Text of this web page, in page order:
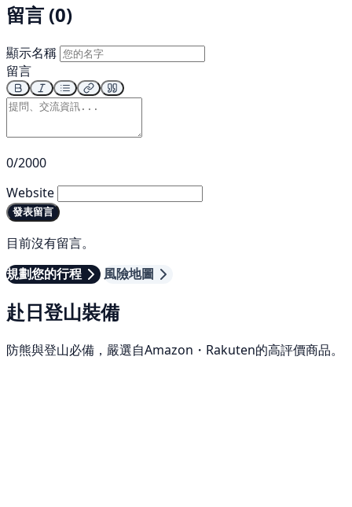
留言 (0)
顯示名稱
留言
0/2000
Website
發表留言
目前沒有留言。
規劃您的行程
風險地圖
赴日登山裝備
防熊與登山必備，嚴選自Amazon・Rakuten的高評價商品。